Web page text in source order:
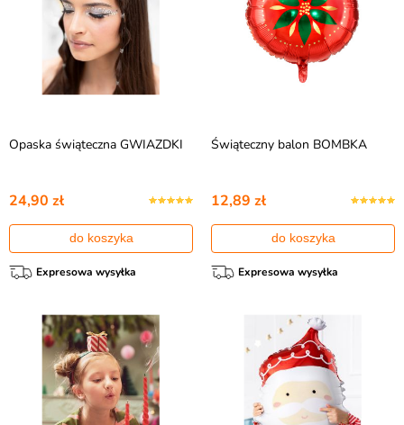
Opaska świąteczna GWIAZDKI
24,90 zł
do koszyka
Expresowa wysyłka
Świąteczny balon BOMBKA
12,89 zł
do koszyka
Expresowa wysyłka